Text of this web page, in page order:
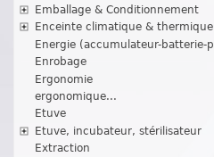
Emballage & Conditionnement
Enceinte climatique & thermique
Energie (accumulateur-batterie-p
Enrobage
Ergonomie
ergonomique...
Etuve
Etuve, incubateur, stérilisateur
Extraction